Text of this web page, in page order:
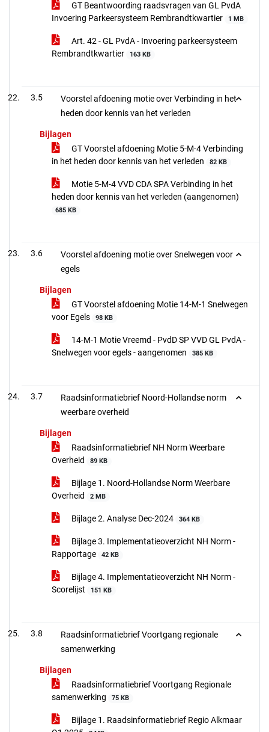
GT Beantwoording raadsvragen van GL PvdA
Invoering Parkeersysteem Rembrandtkwartier
1 MB
Art. 42 - GL PvdA - Invoering parkeersysteem
Rembrandtkwartier
163 KB
3.5
Voorstel afdoening motie over Verbinding in het
heden door kennis van het verleden
Bijlagen
GT Voorstel afdoening Motie 5-M-4 Verbinding
in het heden door kennis van het verleden
82 KB
Motie 5-M-4 VVD CDA SPA Verbinding in het
heden door kennis van het verleden (aangenomen)
685 KB
3.6
Voorstel afdoening motie over Snelwegen voor
egels
Bijlagen
GT Voorstel afdoening Motie 14-M-1 Snelwegen
voor Egels
98 KB
14-M-1 Motie Vreemd - PvdD SP VVD GL PvdA -
Snelwegen voor egels - aangenomen
385 KB
3.7
Raadsinformatiebrief Noord-Hollandse norm
weerbare overheid
Bijlagen
Raadsinformatiebrief NH Norm Weerbare
Overheid
89 KB
Bijlage 1. Noord-Hollandse Norm Weerbare
Overheid
2 MB
Bijlage 2. Analyse Dec-2024 364 KB
Bijlage 3. Implementatieoverzicht NH Norm -
Rapportage
42 KB
Bijlage 4. Implementatieoverzicht NH Norm -
Scorelijst
151 KB
3.8
Raadsinformatiebrief Voortgang regionale
samenwerking
Bijlagen
Raadsinformatiebrief Voortgang Regionale
samenwerking
75 KB
Bijlage 1. Raadsinformatiebrief Regio Alkmaar